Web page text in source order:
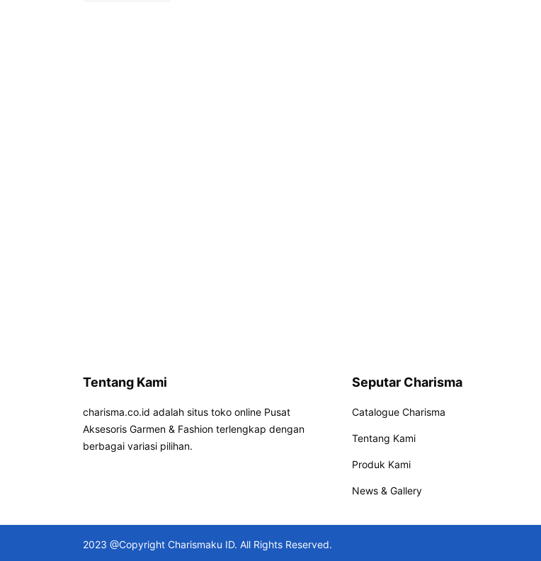
Tentang Kami
charisma.co.id adalah situs toko online Pusat
Aksesoris Garmen & Fashion terlengkap dengan
berbagai variasi pilihan.
Seputar Charisma
Catalogue Charisma
Tentang Kami
Produk Kami
News & Gallery
2023 @Copyright Charismaku ID. All Rights Reserved.